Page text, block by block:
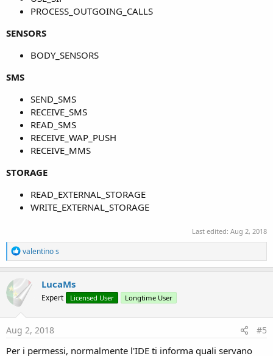
PROCESS_OUTGOING_CALLS
SENSORS
BODY_SENSORS
SMS
SEND_SMS
RECEIVE_SMS
READ_SMS
RECEIVE_WAP_PUSH
RECEIVE_MMS
STORAGE
READ_EXTERNAL_STORAGE
WRITE_EXTERNAL_STORAGE
Last edited: Aug 2, 2018
R
e
a
t
i
n
valentino s
LucaMs
Expert Licensed User Longtime User
Aug 2, 2018 #5
Per i permessi, normalmente l'IDE ti informa quali servano